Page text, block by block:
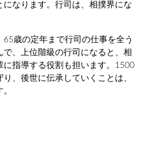
なります。行司は、相撲界にな
歳の定年まで行司の仕事を全う
、上位階級の行司になると、相
指導する役割も担います。1500
、後世に伝承していくことは、